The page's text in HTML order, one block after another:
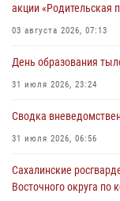
акции «Родительская
03 августа 2026, 07:13
День образования
31 июля 2026, 23:24
Сводка
31 июля 2026, 06:56
Сахалинские
Восточного округа по